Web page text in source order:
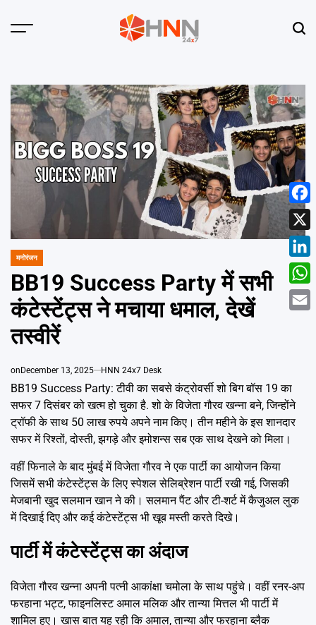
Menu
POSTED
मनोरंजन
BB19 Success Party में सभी
कंटेस्टेंट्स ने मचाया धमाल, देखें
तस्वीरें
onDecember 13, 2025 HNN 24x7 Desk
BB19 Success Party: टीवी का सबसे कंट्रोवर्सी शो बिग बॉस 19 का
सफर 7 दिसंबर को खत्म हो चुका है. शो के विजेता गौरव खन्ना बने, जिन्होंने
ट्रॉफी के साथ 50 लाख रुपये अपने नाम किए। तीन महीने के इस शानदार
सफर में रिश्तों, दोस्ती, झगड़े और इमोशन्स सब एक साथ देखने को मिला।
वहीं फिनाले के बाद मुंबई में विजेता गौरव ने एक पार्टी का आयोजन किया
जिसमें सभी कंटेस्टेंट्स के लिए स्पेशल सेलिब्रेशन पार्टी रखी गई, जिसकी
मेजबानी खुद सलमान खान ने की। सलमान पैंट और टी-शर्ट में कैजुअल लुक
में दिखाई दिए और कई कंटेस्टेंट्स भी खूब मस्ती करते दिखे।
पार्टी में कंटेस्टेंट्स का अंदाज
विजेता गौरव खन्ना अपनी पत्नी आकांक्षा चमोला के साथ पहुंचे। वहीं रनर-अप
फरहाना भट्ट, फाइनलिस्ट अमाल मलिक और तान्या मित्तल भी पार्टी में
शामिल हुए। खास बात यह रही कि अमाल, तान्या और फरहाना ब्लैक
X